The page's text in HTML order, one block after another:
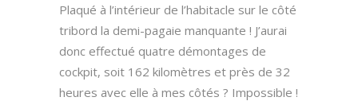
Plaqué à l’intérieur de l’habitacle sur le côté
tribord la demi-pagaie manquante ! J’aurai
donc effectué quatre démontages de
cockpit, soit 162 kilomètres et près de 32
heures avec elle à mes côtés ? Impossible !